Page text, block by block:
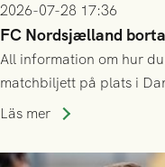
2026-07-28 17:36
FC Nordsjælland
All information om hur
matchbiljett på plats i
som står på reservlista
Läs mer